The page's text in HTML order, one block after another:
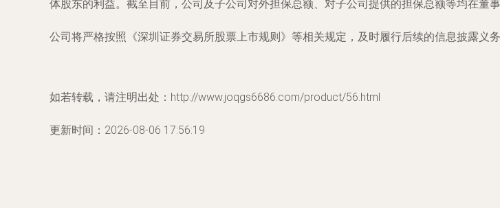
体股东的利益。截至目前，公司及子公司对外担保总额、对子公司提供的担保总额等均在董
公司将严格按照《深圳证券交易所股票上市规则》等相关规定，及时履行后续的信息披露义
如若转载，请注明出处：http://www.joqgs6686.com/product/56.html
更新时间：2026-08-06 17:56:19